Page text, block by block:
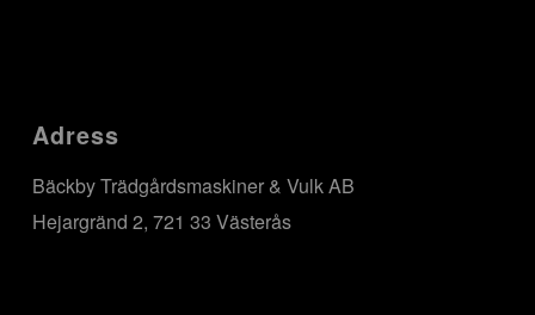
Adress
Bäckby Trädgårdsmaskiner & Vulk AB
Hejargränd 2, 721 33 Västerås